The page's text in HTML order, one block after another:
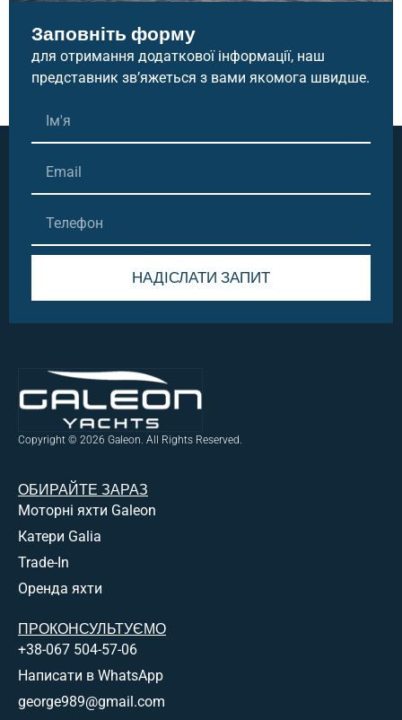
Заповніть форму
для отримання додаткової інформації, наш
представник зв’яжеться з вами якомога швидше.
НАДІСЛАТИ ЗАПИТ
Copyright © 2026 Galeon. All Rights Reserved.
ОБИРАЙТЕ ЗАРАЗ
Моторні яхти Galeon
Катери Galia
Trade-In
Оренда яхти
ПРОКОНСУЛЬТУЄМО
+38-067 504-57-06
Написати в WhatsApp
george989@gmail.com